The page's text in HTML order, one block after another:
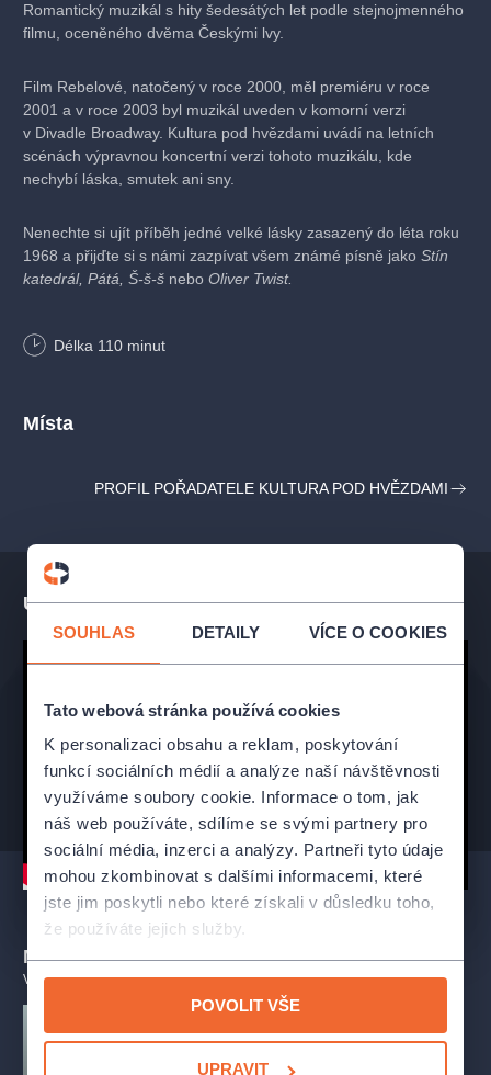
SOUHLAS DETAILY VÍCE O COOKIES
Tato webová stránka používá cookies
K personalizaci obsahu a reklam, poskytování
funkcí sociálních médií a analýze naší návštěvnosti
využíváme soubory cookie. Informace o tom, jak
náš web používáte, sdílíme se svými partnery pro
sociální média, inzerci a analýzy. Partneři tyto údaje
mohou zkombinovat s dalšími informacemi, které
jste jim poskytli nebo které získali v důsledku toho,
že používáte jejich služby.
POVOLIT VŠE
UPRAVIT
Romantický muzikál s hity šedesátých let podle stejnojmenného
filmu, oceněného dvěma Českými lvy.
Film Rebelové, natočený v roce 2000, měl premiéru v roce
2001 a v roce 2003 byl muzikál uveden v komorní verzi
v Divadle Broadway. Kultura pod hvězdami uvádí na letních
scénách výpravnou koncertní verzi tohoto muzikálu, kde
nechybí láska, smutek ani sny.
Nenechte si ujít příběh jedné velké lásky zasazený do léta roku
1968 a přijďte si s námi zazpívat všem známé písně jako Stín
katedrál, Pátá, Š-š-š nebo Oliver Twist.
Nastudování:
Milan Peroutka
Bořek Slezáček
Ivana Jirešová
Herci mohou být v jednotlivých představeních nahrazeni
alternujícími kolegy.
– včasný příjezd, areál se otevírá hodinu před začátkem
představení
– teplé oblečení (i když přes den může být teplo, v noci se
ochladí)
– pláštěnku (deštníky nejsou z hlediska bezpečnosti povoleny)
V místě konání pro vás máme nachystané prodejní stánky
s občerstvením, nápoji a dobrým vínem.
Muzeum Beskyd Frýdek-Místek
Představení se koná v Muzeu Beskyd Frýdek-Místek, jež se
Zámecké nám. 1264, 738 01 Frýdek-Místek (nádvoří).
Parkování je možné přímo na Zámeckém náměstí nebo na
Délka 110 minut
Místa
PROFIL POŘADATELE KULTURA POD HVĚZDAMI
Ukázka představení
Mohlo by se vám líbit
VŠECHNY TERMÍNY